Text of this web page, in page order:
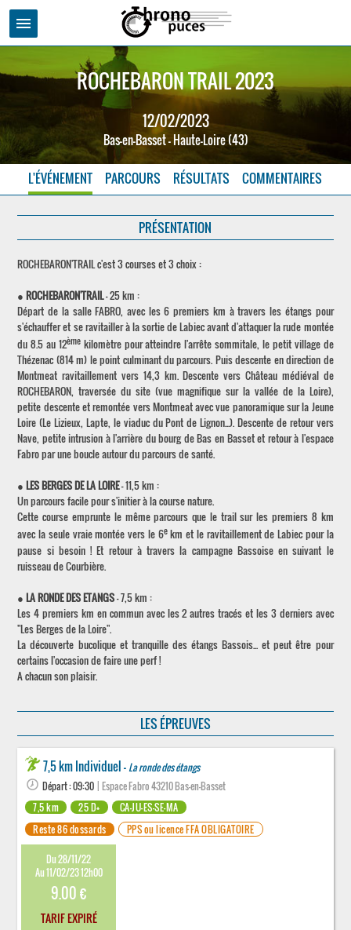
menu
ROCHEBARON TRAIL 2023
12/02/2023
Bas-en-Basset - Haute-Loire (43)
L'ÉVÉNEMENT PARCOURS RÉSULTATS COMMENTAIRES
PRÉSENTATION
ROCHEBARON'TRAIL c'est 3 courses et 3 choix :
●ROCHEBARON'TRAIL- 25 km :
Départ de la salle FABRO, avec les 6 premiers km à travers les étangs pour
s'échauffer et se ravitailler à la sortie de Labiec avant d'attaquer la rude montée
du 8.5 au 12èmekilomètre pour atteindre l'arrête sommitale, le petit village de
Thézenac (814 m) le point culminant du parcours. Puis descente en direction de
Montmeat ravitaillement vers 14,3 km. Descente vers Château médiéval de
ROCHEBARON, traversée du site (vue magnifique sur la vallée de la Loire),
petite descente et remontée vers Montmeat avec vue panoramique sur la Jeune
Loire (Le Lizieux, Lapte, le viaduc du Pont de Lignon...). Descente de retour vers
Nave, petite intrusion à l'arrière du bourg de Bas en Basset et retour à l'espace
Fabro par une boucle autour du parcours de santé.
●LES BERGES DE LA LOIRE- 11,5 km :
Un parcours facile pour s'initier à la course nature.
Cette course emprunte le même parcours que le trail sur les premiers 8 km
avec la seule vraie montée vers le 6ekm et le ravitaillement de Labiec pour la
pause si besoin ! Et retour à travers la campagne Bassoise en suivant le
ruisseau de Courbière.
●LA RONDE DES ETANGS- 7,5 km :
Les 4 premiers km en commun avec les 2 autres tracés et les 3 derniers avec
"Les Berges de la Loire".
La découverte bucolique et tranquille des étangs Bassois... et peut être pour
certains l'occasion de faire une perf !
A chacun son plaisir.
LES ÉPREUVES
7,5 km Individuel - La ronde des étangs
Départ : 09:30 | Espace Fabro 43210 Bas-en-Basset
7,5 km
25 D+
CA-JU-ES-SE-MA
Reste 86 dossards
PPS ou licence FFA OBLIGATOIRE
Du 28/11/22
Au 11/02/23 12h00
9.00 €
TARIF EXPIRÉ